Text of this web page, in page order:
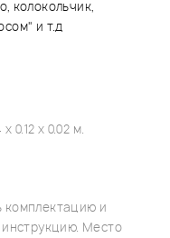
колокольчик,
и т.д
0.12 x 0.02 м.
комплектацию и
инструкцию. Место